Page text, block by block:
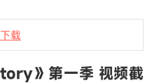
载
》第一季 视频截